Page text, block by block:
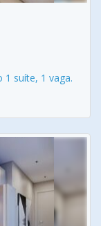
suíte, 1 vaga.